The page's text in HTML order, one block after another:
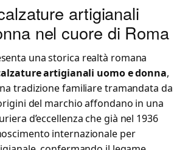
artigianali
nel cuore di Roma
una storica realtà romana
artigianali uomo e donna,
tradizione familiare tramandata da
del marchio affondano in una
d’eccellenza che già nel 1936
internazionale per